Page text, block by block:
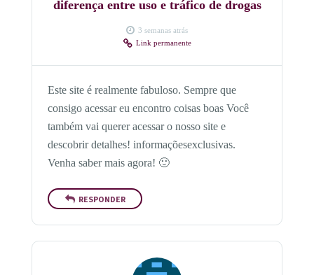
diferença entre uso e tráfico de drogas
3 semanas atrás
Link permanente
Este site é realmente fabuloso. Sempre que
consigo acessar eu encontro coisas boas Você
também vai querer acessar o nosso site e
descobrir detalhes! informaçõesexclusivas.
Venha saber mais agora! 🙂
RESPONDER